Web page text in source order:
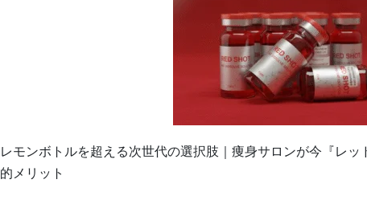
レモンボトルを超える次世代の選択肢｜痩身サロンが今『レ
的メリット